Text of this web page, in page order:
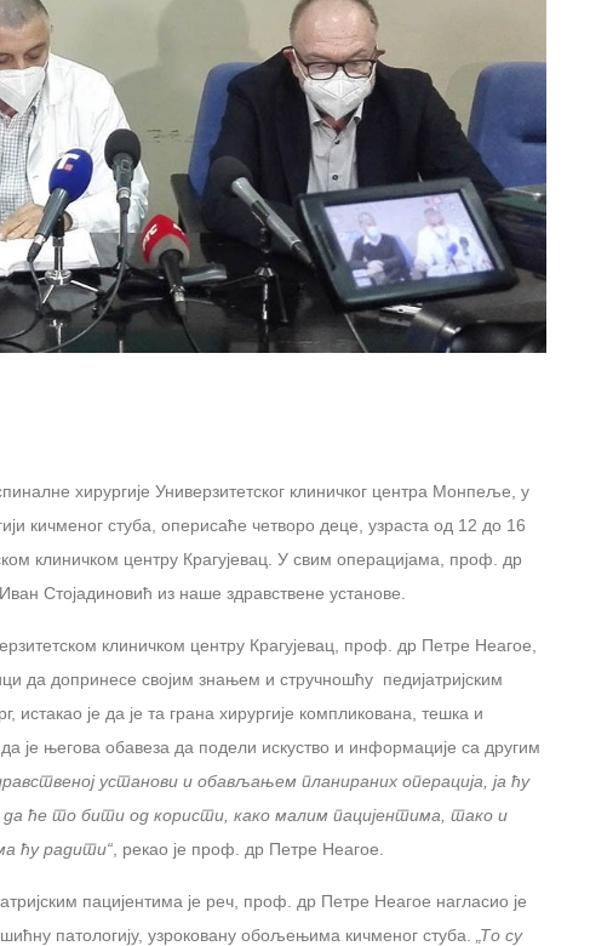
хирургије Универзитетског клиничког центра Монпеље, у
кичменог стуба, оперисаће четворо деце, узраста од 12 до 16
клиничком центру Крагујевац. У свим операцијама, проф. др
Стојадиновић из наше здравствене установе.
клиничком центру Крагујевац, проф. др Петре Неагое,
да допринесе својим знањем и стручношћу педијатријским
истакао је да је та грана хирургије компликована, тешка и
је његова обавеза да подели искуство и информације са другим
установи и обављањем планираних операција, ја ћу
ће то бити од користи, како малим пацијентима, тако и
ћу радити“ , рекао је проф. др Петре Неагое.
пацијентима је реч, проф. др Петре Неагое нагласио је
патологију, узроковану обољењима кичменог стуба.
„То су